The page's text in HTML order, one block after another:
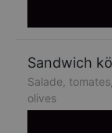
Sandwich
Salade,
olives